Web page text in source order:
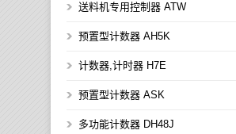
送料机专用控制器 ATW
预置型计数器 AH5K
计数器,计时器 H7E
预置型计数器 ASK
多功能计数器 DH48J